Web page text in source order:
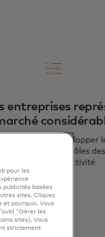
entreprises
moyens de développer
des contrôles
outils de productivité
pour les
publicités basées
sites. Cliquez
et pourquoi. Vous
"Gérer les
sites). Vous
strictement